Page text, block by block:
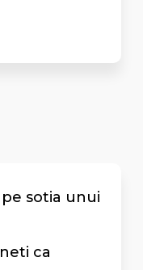
sotia unui
ca